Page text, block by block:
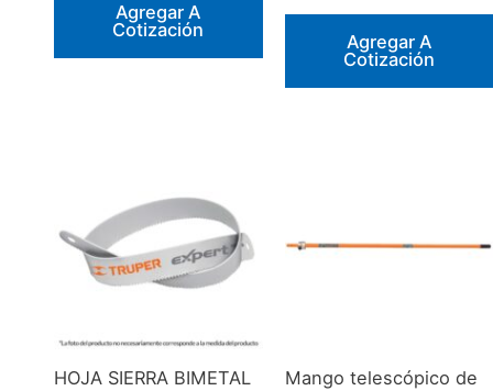
Agregar A
Cotización
Agregar A
Cotización
HOJA SIERRA BIMETAL
Mango telescópico de